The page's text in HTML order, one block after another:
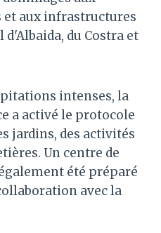
et aux infrastructures
d'Albaida, du Costra et
intenses, la
a activé le protocole
jardins, des activités
Un centre de
été préparé
avec la